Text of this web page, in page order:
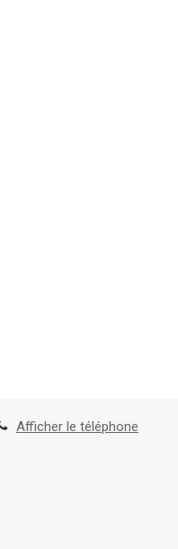
Afficher le téléphone